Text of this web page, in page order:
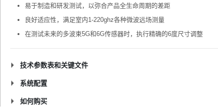
易于制造和研发测试，以弥合产品全生命周期的差距
良好适应性，满足室内1-220ghz各种微波远场测量
在测试未来的多波束5G和6G传感器时，执行精确的6度尺寸调整
技术参数表和关键文件
系统配置
如何购买